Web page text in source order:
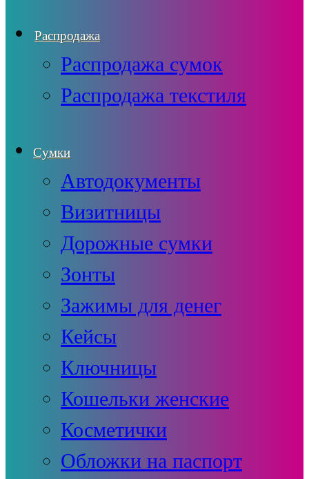
Распродажа
Распродажа сумок
Распродажа текстиля
Сумки
Автодокументы
Визитницы
Дорожные сумки
Зонты
Зажимы для денег
Кейсы
Ключницы
Кошельки женские
Косметички
Обложки на паспорт